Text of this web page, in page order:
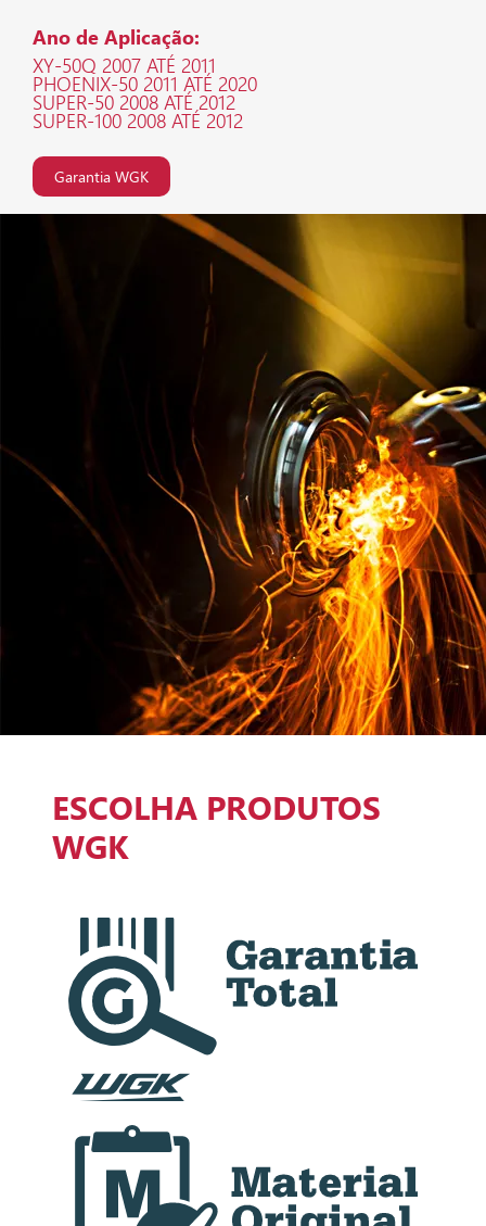
Ano de Aplicação:
XY-50Q 2007 ATÉ 2011
PHOENIX-50 2011 ATÉ 2020
SUPER-50 2008 ATÉ 2012
SUPER-100 2008 ATÉ 2012
Garantia WGK
ESCOLHA PRODUTOS
WGK